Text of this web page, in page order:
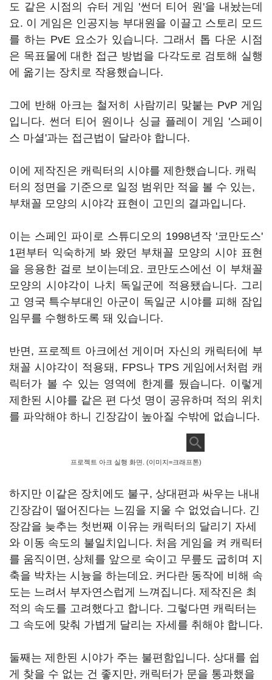
도 같은 시점의 슈터 게임 '썬더 티어 원'을 내놨는데
요. 이 게임은 인공지능 부대원을 이끌고 스토리 모드
를 하는 PvE 요소가 있습니다. 그래서 톱 다운 시점
은 목표물에 대한 접근 방법을 다각도로 검토해 실행
에 옮기는 장치로 작용했습니다.
그에 반해 아크는 철저히 사람끼리 맞붙는 PvP 게임
입니다. 썬더 티어 원이나 싱글 플레이 게임 '스페이
스 마셜'과는 접근법이 달라야 합니다.
이에 제작진은 캐릭터의 시야를 제한했습니다. 캐릭
터의 정면을 기준으로 일정 범위만 적을 볼 수 있는,
부채꼴 모양의 시야각 표현이 고민의 결과입니다.
이는 스페인 파이로 스튜디오의 1998년작 '코만도스'
1편부터 익숙하게 봐 왔던 부채꼴 모양의 시야 표현
을 응용한 걸로 보이는데요. 코만도스에선 이 부채꼴
모양의 시야각이 나치 독일군에 적용됐습니다. 그리
고 영국 특수부대인 아군이 독일군 시야를 피해 잠입
임무를 수행하도록 돼 있습니다.
반면, 프로젝트 아크에선 게이머 자신의 캐릭터에 부
채꼴 시야각이 적용돼, FPS나 TPS 게임에서처럼 캐
릭터가 볼 수 있는 영역에 한계를 뒀습니다. 이렇게
제한된 시야를 같은 편 다섯 명이 공유하며 적의 위치
를 파악해야 하니 긴장감이 높아질 수밖에 없습니다.
프로젝트 아크 실행 화면. (이미지=크래프톤)
하지만 이같은 장치에도 불구, 상대편과 싸우는 내내
긴장감이 떨어진다는 느낌을 지울 수 없었습니다. 긴
장감을 늦추는 첫번째 이유는 캐릭터의 달리기 자세
와 이동 속도의 불일치입니다. 처음 게임을 켜 캐릭터
를 움직이면, 상체를 앞으로 숙이고 무릎도 굽히며 지
축을 박차는 시늉을 하는데요. 커다란 동작에 비해 속
도는 느려서 부자연스럽게 느껴집니다. 제작진은 최
적의 속도를 고려했다고 합니다. 그렇다면 캐릭터는
그 속도에 맞춰 가볍게 달리는 자세를 취해야 합니다.
둘째는 제한된 시야가 주는 불편함입니다. 상대를 쉽
게 찾을 수 없는 건 좋지만, 캐릭터가 문을 통과했을